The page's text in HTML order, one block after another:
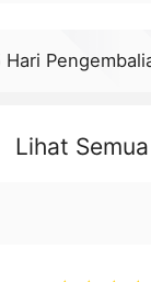
Hari
Lihat Semua